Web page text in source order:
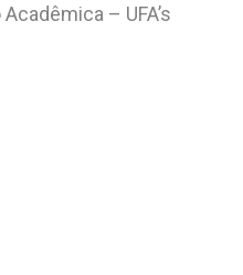
– UFA’s